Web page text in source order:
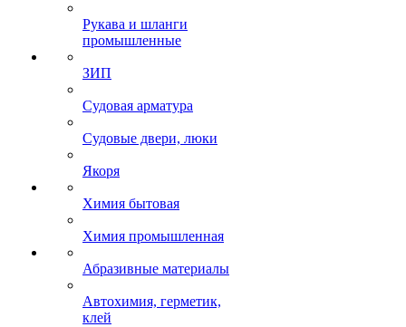
Рукава и шланги
промышленные
ЗИП
Судовая арматура
Судовые двери, люки
Якоря
Химия бытовая
Химия промышленная
Абразивные материалы
Автохимия, герметик,
клей